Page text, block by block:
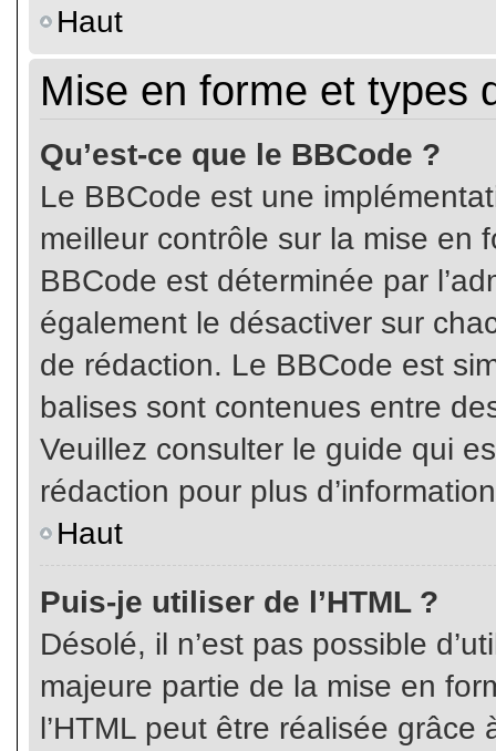
Haut
Mise en forme et types
Qu’est-ce que le BBCode ?
Le BBCode est une
meilleur contrôle sur la mise en
BBCode est déterminée par
également le désactiver sur
de rédaction. Le BBCode est
balises sont contenues entre
Veuillez consulter le guide qui
rédaction pour plus
Haut
Puis-je utiliser de l’HTML ?
Désolé, il n’est pas possible
majeure partie de la mise en
l’HTML peut être réalisée grâce